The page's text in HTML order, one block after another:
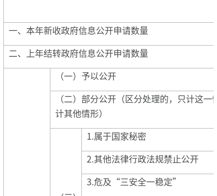
一、本年新收政府信息公开申请数量
二、上年结转政府信息公开申请数量
（一）予以公开
（二）部分公开（区分处理的，只计这一
计其他情形）
1.属于国家秘密
2.其他法律行政法规禁止公开
3.危及“三安全一稳定”